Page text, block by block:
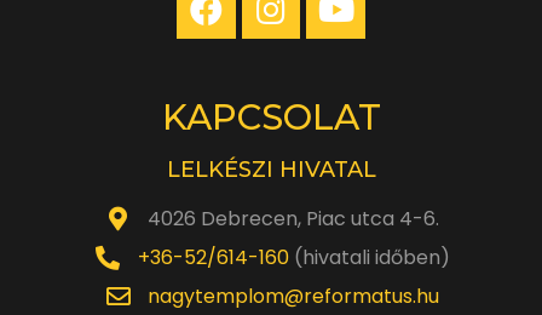
KAPCSOLAT
LELKÉSZI HIVATAL
4026 Debrecen, Piac utca 4-6.
+36-52/614-160(hivatali időben)
nagytemplom@reformatus.hu